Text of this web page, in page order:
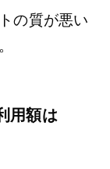
の質が悪い
用額は